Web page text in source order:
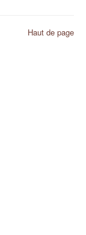
Haut de page